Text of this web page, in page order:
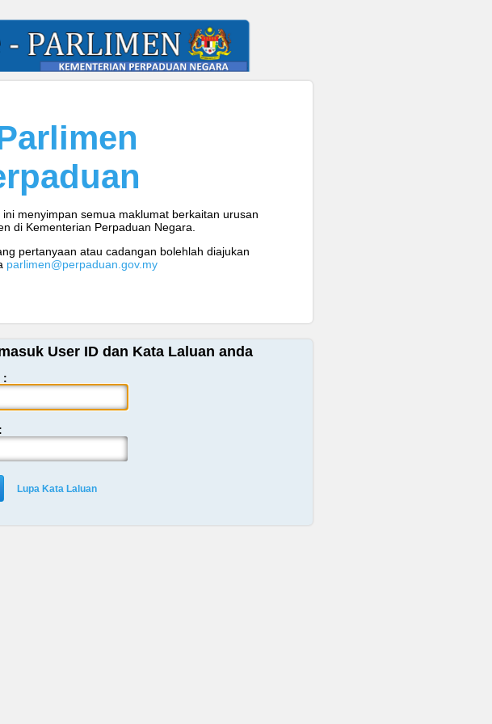
ini menyimpan semua maklumat berkaitan urusan
di Kementerian Perpaduan Negara.
pertanyaan atau cadangan bolehlah diajukan
parlimen@perpaduan.gov.my
User ID dan Kata Laluan anda
:
Lupa Kata Laluan